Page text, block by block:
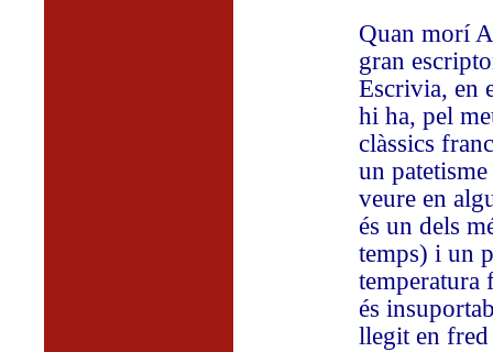
Quan morí
gran
Escrivia, en
hi ha, pel
clàssics
un
veure en
és un dels
temps) i un
temperatura
és
llegit en fred